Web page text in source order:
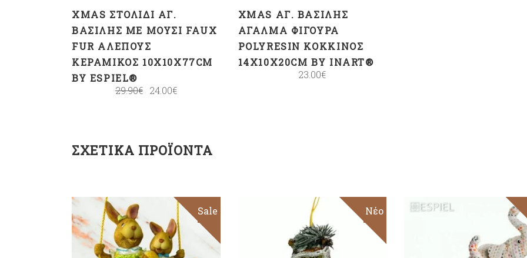
XMAS ΣΤΟΛΊΔΙ ΑΓ.
ΒΑΣΊΛΗΣ ΜΕ ΜΟΎΣΙ FAUX
FUR ΑΛΕΠΟΎΣ
ΚΕΡΑΜΙΚΌΣ 10X10X77CM
BY ESPIEL®
29.90€ 24.00€
XMAS ΑΓ. ΒΑΣΊΛΗΣ
ΆΓΑΛΜΑ ΦΙΓΟΎΡΑ
POLYRESIN ΚΌΚΚΙΝΟΣ
14X10X20CM BY INART®
23.00€
ΣΧΕΤΙΚΆ ΠΡΟΪΌΝΤΑ
Sale Sale
Νέο